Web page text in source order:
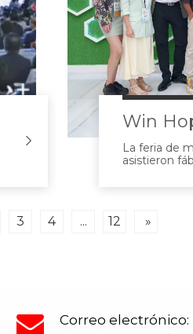
La feria de
asistieron
3 4 ... 12 »
Correo electrónico: